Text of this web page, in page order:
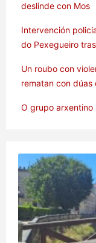
deslinde con Mos
Intervención
do Pexegueiro
Un roubo con
rematan con dúas
O grupo arxentino